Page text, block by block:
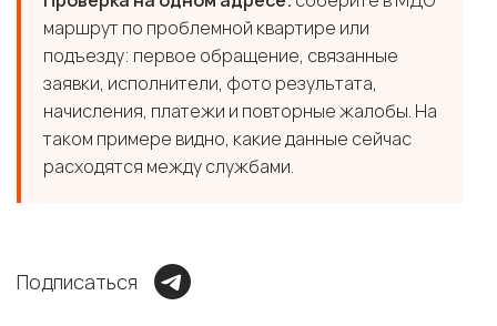
маршрут по проблемной квартире или
подъезду: первое обращение, связанные
заявки, исполнители, фото результата,
начисления, платежи и повторные жалобы. На
таком примере видно, какие данные сейчас
расходятся между службами.
Подписаться